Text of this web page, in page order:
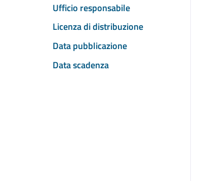
Ufficio responsabile
Licenza di distribuzione
Data pubblicazione
Data scadenza